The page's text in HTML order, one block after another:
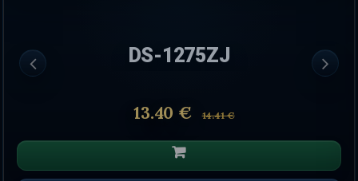
DS-1275ZJ
13.40 € 14.41 €